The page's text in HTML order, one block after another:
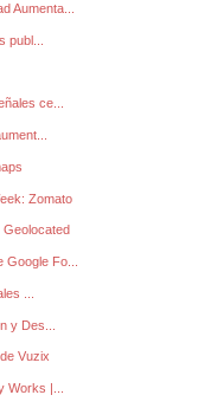
Aumenta...
publ...
ce...
Zomato
Fo...
...
y Des...
Vuzix
Works |...